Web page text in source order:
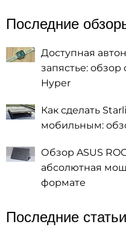
Последние
Доступная
запястье:
Hyper
Как сделать
мобильным:
Обзор ASUS
абсолютная
формате
Последние статьи